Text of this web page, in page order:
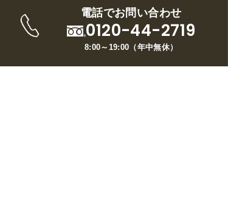
電話でお問い合わせ
0120-44-2719
8:00～19:00 （年中無休）